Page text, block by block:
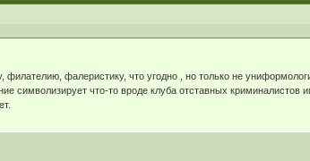
филателию, фалеристику, что угодно , но только не
символизирует что-то вроде клуба отставных